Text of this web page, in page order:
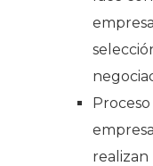
realizan